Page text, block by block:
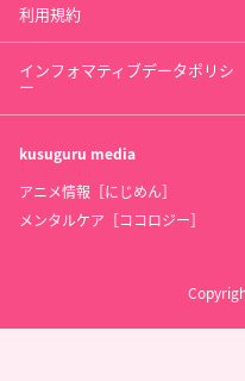
利用規約
インフォマティブデータポリシ
ー
kusuguru media
アニメ情報［にじめん］
メンタルケア［ココロジー］